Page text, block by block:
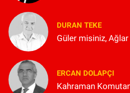
DURAN TEKE
Güler misiniz, Ağlar
ERCAN DOLAPÇI
Kahraman